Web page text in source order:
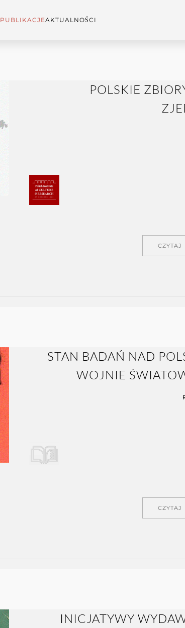
PUBLIKACJEAKTUALNOŚCI
POLSKIE
CZYTAJ
STAN BADAŃ NAD
WOJNIE
CZYTAJ
INICJATYWY